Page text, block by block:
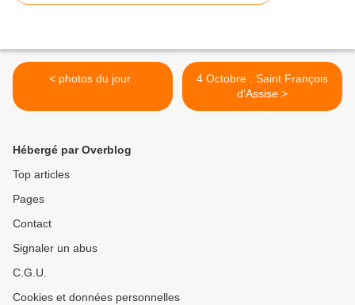
< photos du jour .
4 Octobre : Saint François
d'Assise >
Hébergé par Overblog
Top articles
Pages
Contact
Signaler un abus
C.G.U.
Cookies et données personnelles